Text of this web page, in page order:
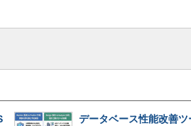
データベース性能改善ツ